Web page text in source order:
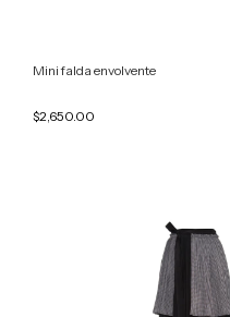
Mini falda envolvente
$2,650.00